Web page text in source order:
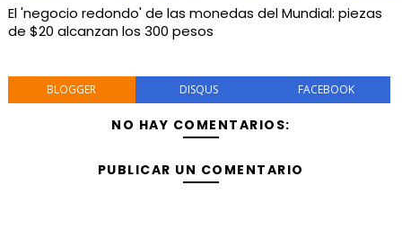
El 'negocio redondo' de las monedas del Mundial: piezas
de $20 alcanzan los 300 pesos
BLOGGER DISQUS FACEBOOK
NO HAY COMENTARIOS:
PUBLICAR UN COMENTARIO